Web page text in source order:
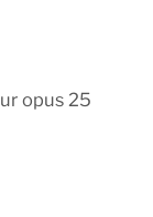
opus 25